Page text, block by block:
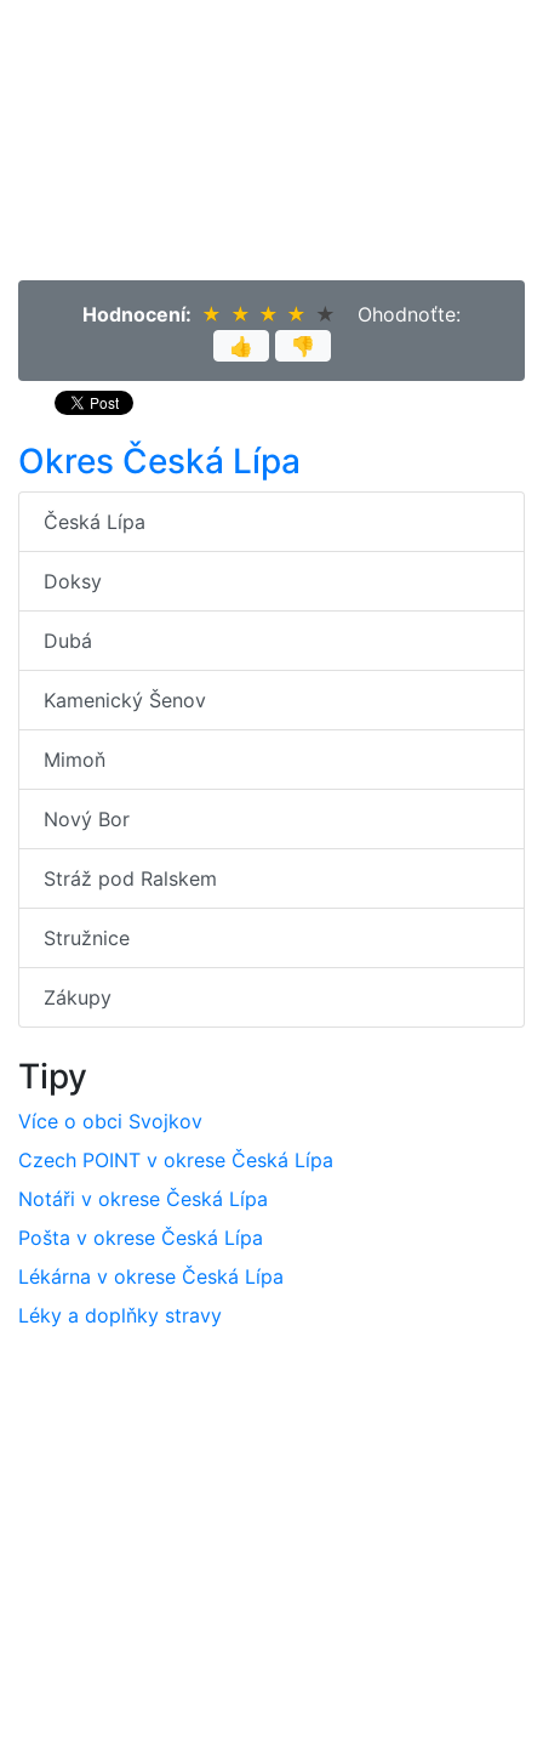
Hodnocení: ★ ★ ★ ★ ★
★ ★ ★ ★ ★
Ohodnoťte:
👍
👎
Okres Česká Lípa
Česká Lípa
Doksy
Dubá
Kamenický Šenov
Mimoň
Nový Bor
Stráž pod Ralskem
Stružnice
Zákupy
Tipy
Více o obci Svojkov
Czech POINT v okrese Česká Lípa
Notáři v okrese Česká Lípa
Pošta v okrese Česká Lípa
Lékárna v okrese Česká Lípa
Léky a doplňky stravy